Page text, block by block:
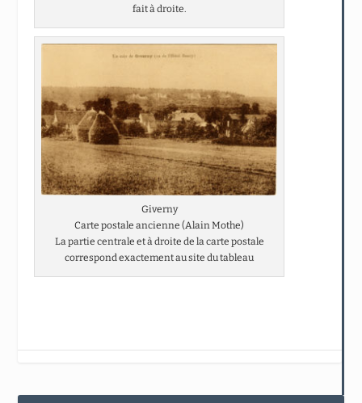
fait à droite.
Giverny
Carte postale ancienne (Alain Mothe)
La partie centrale et à droite de la carte postale
correspond exactement au site du tableau